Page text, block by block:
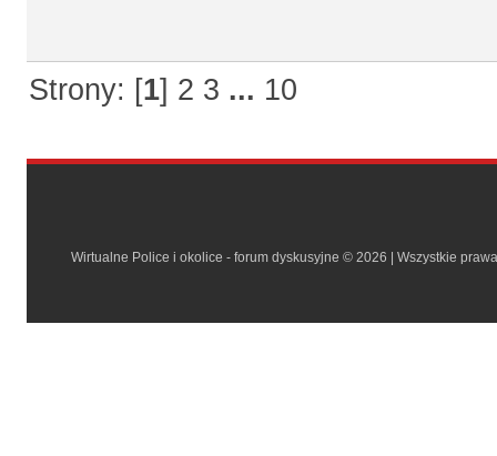
Strony: [1] 2 3 ... 10
Wirtualne Police i okolice - forum dyskusyjne © 2026 | Wszystkie